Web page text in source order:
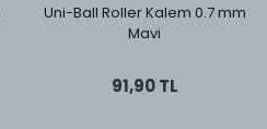
Uni-Ball Roller Kalem 0.7 mm
Mavi
91,90 TL